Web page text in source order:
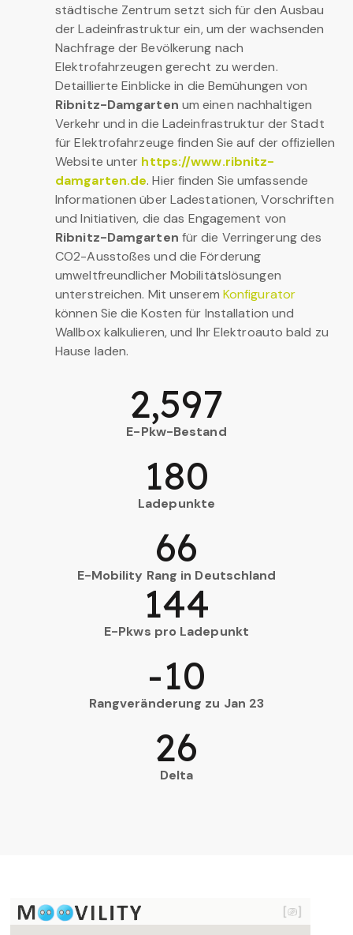
städtische Zentrum setzt sich für den Ausbau
der Ladeinfrastruktur ein, um der wachsenden
Nachfrage der Bevölkerung nach
Elektrofahrzeugen gerecht zu werden.
Detaillierte Einblicke in die Bemühungen von
Ribnitz-Damgarten um einen nachhaltigen
Verkehr und in die Ladeinfrastruktur der Stadt
für Elektrofahrzeuge finden Sie auf der offiziellen
Website unter https://www.ribnitz-
damgarten.de. Hier finden Sie umfassende
Informationen über Ladestationen, Vorschriften
und Initiativen, die das Engagement von
Ribnitz-Damgarten für die Verringerung des
CO2-Ausstoßes und die Förderung
umweltfreundlicher Mobilitätslösungen
unterstreichen. Mit unserem Konfigurator
können Sie die Kosten für Installation und
Wallbox kalkulieren, und Ihr Elektroauto bald zu
Hause laden.
E-Pkw-Bestand
2,597
Ladepunkte
180
E-Mobility Rang in Deutschland
66
E-Pkws pro Ladepunkt
144
Rangveränderung zu Jan 23
-10
Delta
26